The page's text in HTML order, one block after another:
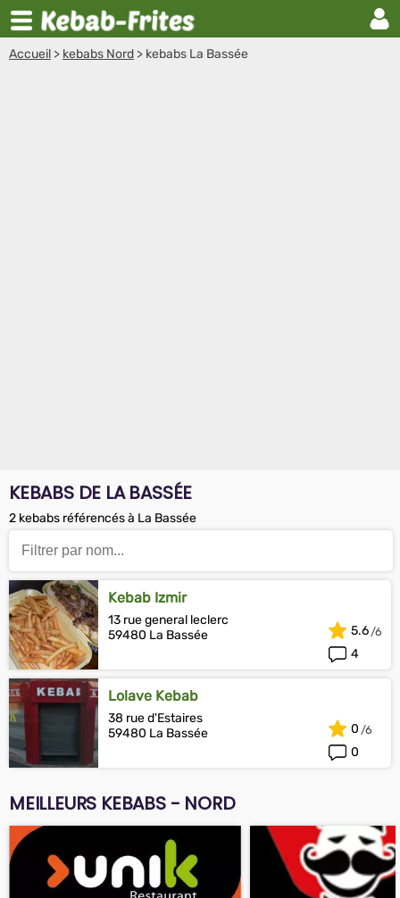
Accueil > kebabs Nord > kebabs La Bassée
KEBABS DE LA BASSÉE
2 kebabs référencés à La Bassée
Kebab Izmir
13 rue general leclerc
59480 La Bassée
4
5.6
Lolave Kebab
38 rue d'Estaires
59480 La Bassée
0
0
MEILLEURS KEBABS - NORD